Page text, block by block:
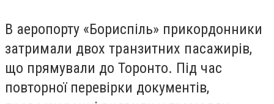
В аеропорту «Бориспіль» прикордонники
затримали двох транзитних пасажирів,
що прямували до Торонто. Під час
повторної перевірки документів,